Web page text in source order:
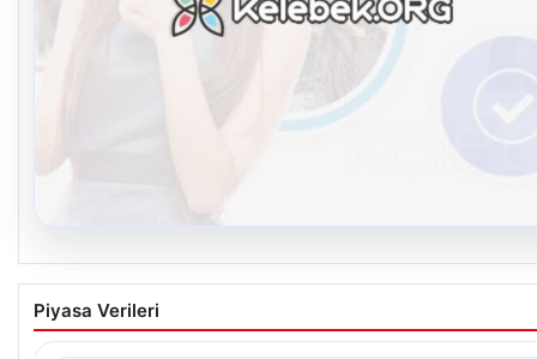
Kelebek.Org İle Dijital İletişimin Seviyeli
Ve Muhabbet Deneyimi
Piyasa Verileri